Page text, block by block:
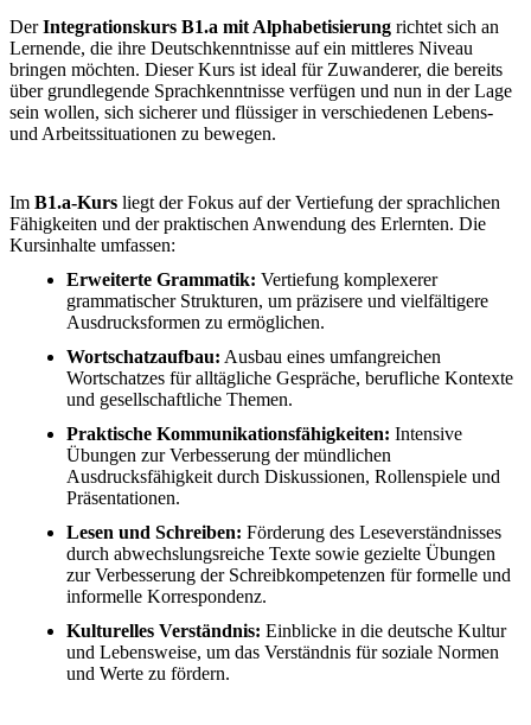
DerIntegrationskurs B1.a mit Alphabetisierung richtet sich an
Lernende, die ihre Deutschkenntnisse auf ein mittleres Niveau
bringen möchten. Dieser Kurs ist ideal für Zuwanderer, die bereits
über grundlegende Sprachkenntnisse verfügen und nun in der Lage
sein wollen, sich sicherer und flüssiger in verschiedenen Lebens-
und Arbeitssituationen zu bewegen.
Im B1.a-Kurs liegt der Fokus auf der Vertiefung der sprachlichen
Fähigkeiten und der praktischen Anwendung des Erlernten. Die
Kursinhalte umfassen:
Erweiterte Grammatik: Vertiefung komplexerer
grammatischer Strukturen, um präzisere und vielfältigere
Ausdrucksformen zu ermöglichen.
Wortschatzaufbau: Ausbau eines umfangreichen
Wortschatzes für alltägliche Gespräche, berufliche Kontexte
und gesellschaftliche Themen.
Praktische Kommunikationsfähigkeiten: Intensive
Übungen zur Verbesserung der mündlichen
Ausdrucksfähigkeit durch Diskussionen, Rollenspiele und
Präsentationen.
Lesen und Schreiben: Förderung des Leseverständnisses
durch abwechslungsreiche Texte sowie gezielte Übungen
zur Verbesserung der Schreibkompetenzen für formelle und
informelle Korrespondenz.
Kulturelles Verständnis: Einblicke in die deutsche Kultur
und Lebensweise, um das Verständnis für soziale Normen
und Werte zu fördern.